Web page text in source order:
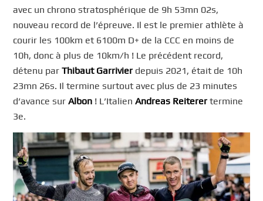
avec un chrono stratosphérique de 9h 53mn 02s,
nouveau record de l’épreuve. Il est le premier athlète à
courir les 100km et 6100m D+ de la CCC en moins de
10h, donc à plus de 10km/h ! Le précédent record,
détenu parThibaut Garrivier depuis 2021, était de 10h
23mn 26s. Il termine surtout avec plus de 23 minutes
d’avance surAlbon ! L’ItalienAndreas Reiterertermine
3e.